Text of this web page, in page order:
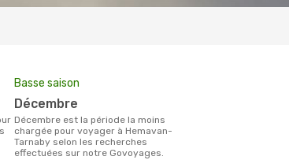
Basse saison
décembre
décembre est la période la moins
chargée pour voyager à Hemavan-
Tarnaby selon les recherches
effectuées sur notre Govoyages.